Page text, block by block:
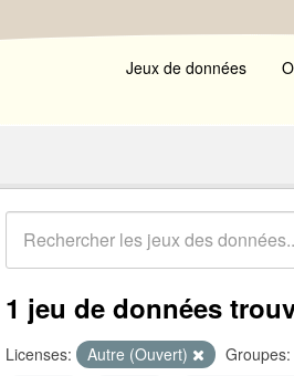
Jeux de données
1 jeu de données
Licenses: Autre (Ouvert) Groupes: